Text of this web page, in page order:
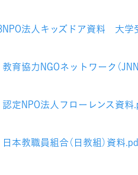
法人キッズドア資料 大学
育協力NGOネットワーク（
定NPO法人フローレンス資料
本教職員組合（日教組）資料